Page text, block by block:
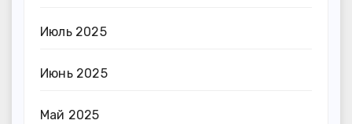
Июль 2025
Июнь 2025
Май 2025